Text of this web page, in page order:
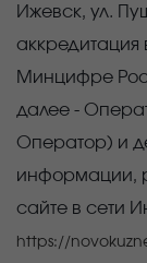
Ижевск, ул.
аккредитация
Минцифре
далее -
Оператор) и
информации,
сайте в сети
https://